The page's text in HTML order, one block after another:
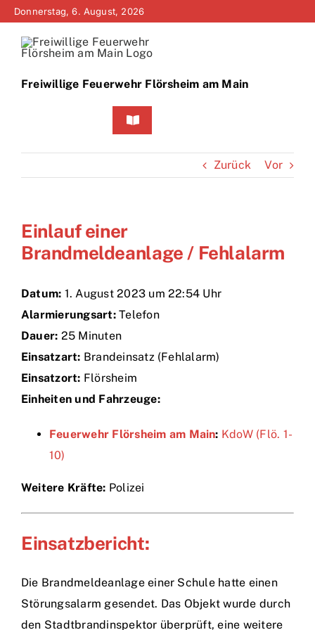
Zum
springen
Donnerstag, 6. August, 2026
Freiwillige Feuerwehr Flörsheim am Main
Toggle
Home
Bürgerinfo
Technik
Zurück Vor
Einlauf einer
Brandmeldeanlage / Fehlalarm
Datum: 1. August 2023 um 22:54 Uhr
Alarmierungsart:Telefon
Dauer: 25 Minuten
Einsatzart: Brandeinsatz (Fehlalarm)
Einsatzort: Flörsheim
Einheiten und Fahrzeuge:
Feuerwehr Flörsheim am Main: KdoW (Flö. 1-
10)
Weitere Kräfte: Polizei
Einsatzbericht:
Die Brandmeldeanlage einer Schule hatte einen
Störungsalarm gesendet. Das Objekt wurde durch
den Stadtbrandinspektor überprüft, eine weitere